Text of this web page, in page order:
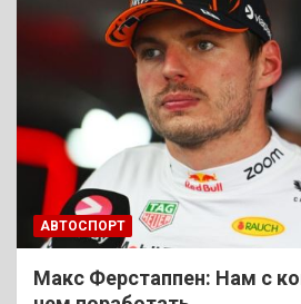
АВТОСПОРТ
Макс Ферстаппен: Нам с